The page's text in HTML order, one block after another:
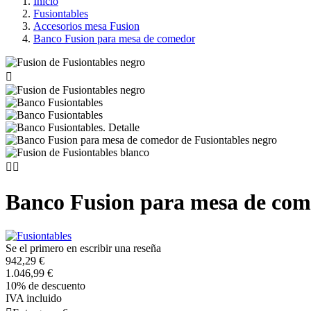
Fusiontables
Accesorios mesa Fusion
Banco Fusion para mesa de comedor

 
Banco Fusion para mesa de
Se el primero en escribir una reseña
942,29 €
1.046,99 €
10% de descuento
IVA incluido